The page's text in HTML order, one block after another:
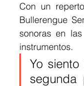
Con un
Bullerengue
sonoras en
instrumentos.
Yo